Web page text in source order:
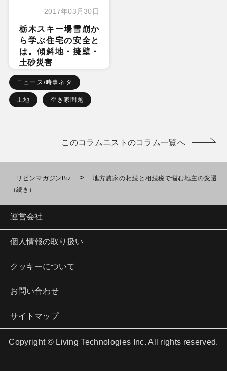
2017年03月30日
栃木スキー場雪崩か
ら学ぶ住宅の安全と
は。傾斜地・擁壁・
土砂災害
ニュース/時事ネタ
土地 空き家問題
このコラムニストのコラム一覧へ
リビンマガジンBiz >
地方農家の相続と相続税で悩む地主の変遷
（続き）
運営会社
個人情報の取り扱い
クッキーについて
お問い合わせ
サイトマップ
Copyright © Living Technologies Inc. All rights reserved.